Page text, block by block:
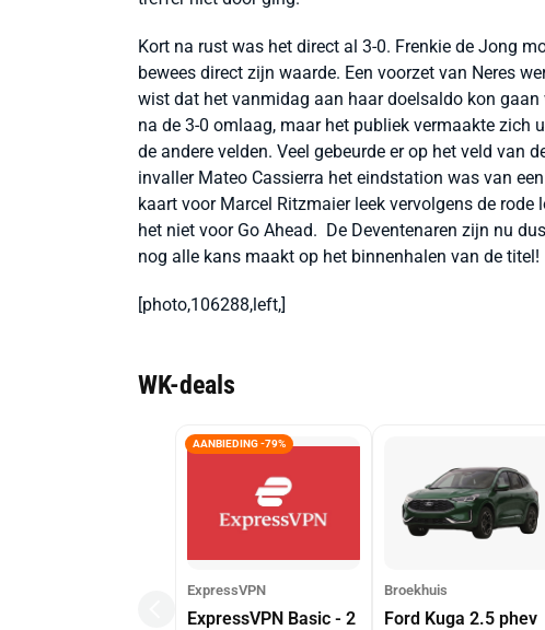
Kort na rust was het direct al 3-0. Frenkie de Jong
bewees direct zijn waarde. Een voorzet van Neres
wist dat het vanmidag aan haar doelsaldo kon
na de 3-0 omlaag, maar het publiek vermaakte zich
de andere velden. Veel gebeurde er op het veld van
invaller Mateo Cassierra het eindstation was van
kaart voor Marcel Ritzmaier leek vervolgens de rode
het niet voor Go Ahead. De Deventenaren zijn nu
nog alle kans maakt op het binnenhalen van de titel!
[photo,106288,left,]
WK-deals
AANBIEDING -79%
ExpressVPN
ExpressVPN Basic - 2
Broekhuis
Ford Kuga 2.5 phev